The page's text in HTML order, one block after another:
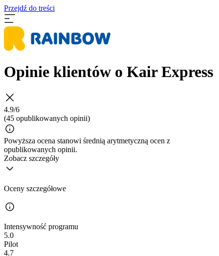
Przejdź do treści
Opinie klientów o Kair Express
4.9/6
(45 opublikowanych opinii)
Powyższa ocena stanowi średnią arytmetyczną ocen z
opublikowanych opinii.
Zobacz szczegóły
Oceny szczegółowe
Intensywność programu
5.0
Pilot
4.7